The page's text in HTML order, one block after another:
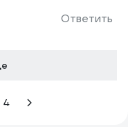
Ответить
4